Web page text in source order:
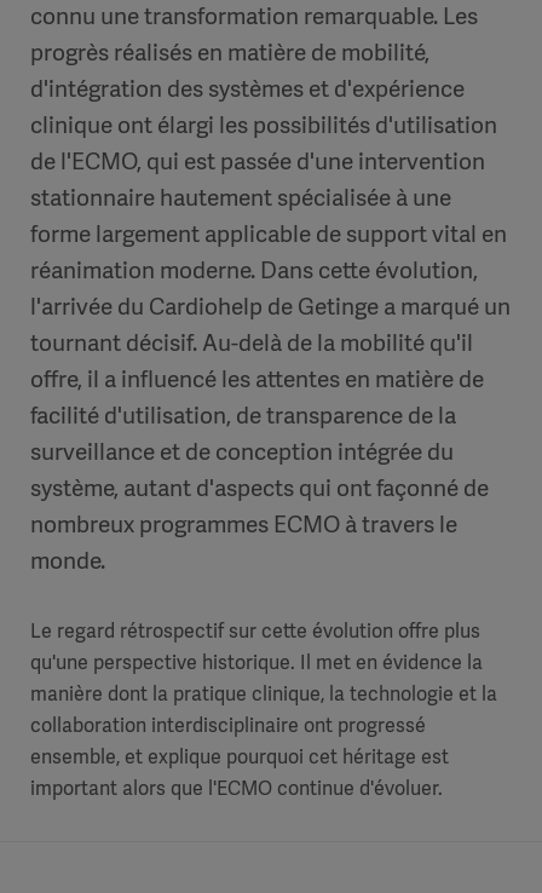
connu une transformation remarquable. Les
progrès réalisés en matière de mobilité,
d'intégration des systèmes et d'expérience
clinique ont élargi les possibilités d'utilisation
de l'ECMO, qui est passée d'une intervention
stationnaire hautement spécialisée à une
forme largement applicable de support vital en
réanimation moderne. Dans cette évolution,
l'arrivée du Cardiohelp de Getinge a marqué un
tournant décisif. Au-delà de la mobilité qu'il
offre, il a influencé les attentes en matière de
facilité d'utilisation, de transparence de la
surveillance et de conception intégrée du
système, autant d'aspects qui ont façonné de
nombreux programmes ECMO à travers le
monde.
Le regard rétrospectif sur cette évolution offre plus
qu'une perspective historique. Il met en évidence la
manière dont la pratique clinique, la technologie et la
collaboration interdisciplinaire ont progressé
ensemble, et explique pourquoi cet héritage est
important alors que l'ECMO continue d'évoluer.